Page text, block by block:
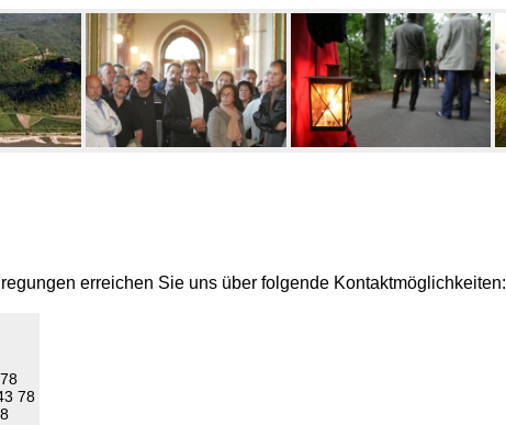
erreichen Sie uns über folgende Kontaktmöglichkeiten:
78